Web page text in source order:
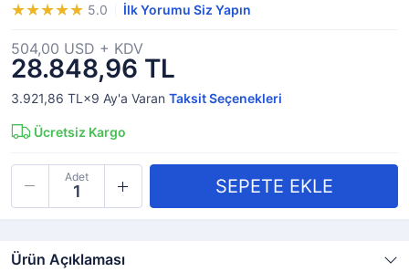
5.0 İlk Yorumu Siz Yapın
28.848,96 TL
504,00 USD + KDV
3.921,86 TL×9 Ay'a Varan Taksit Seçenekleri
Ücretsiz Kargo
Adet
Ürün Açıklaması